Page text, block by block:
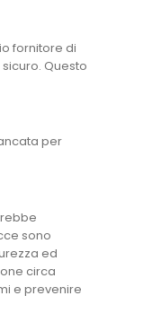
fornitore di
Questo
per
sono
ed
circa
e prevenire